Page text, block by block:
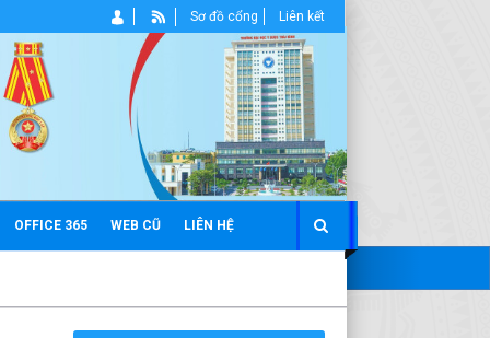
OFFICE 365 WEB CŨ LIÊN HỆ
Sơ đồ cổng Liên kết